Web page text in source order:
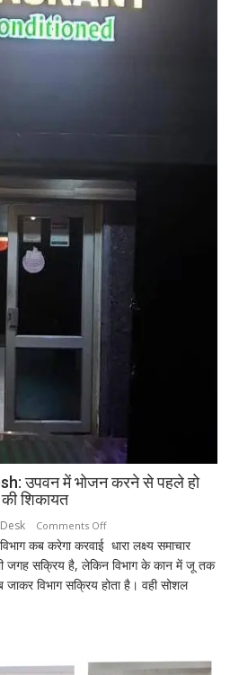
उपवन में भोजन करने से पहले हो
शिकायत
Comments Offon
Barabanki
Uttar
Pradesh:
करने
कब करेगा करवाई धारा लक्ष्य समाचार
जगह सक्रिय है, लेकिन विभाग के कान में जू तक
जाकर विभाग सक्रिय होता है। वही सोशल